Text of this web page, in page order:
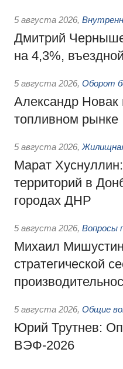
5 августа 2026,
Дмитрий
на 4,3%,
5 августа 2026, Оборот
Александр Новак
топливном рынке
5 августа 2026,
Марат
территорий в
городах ДНР
5 августа 2026, Вопросы
Михаил
стратегической
5 августа 2026, Общие
Юрий Трутнев:
ВЭФ-2026